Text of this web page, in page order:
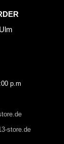
p.m
store.de